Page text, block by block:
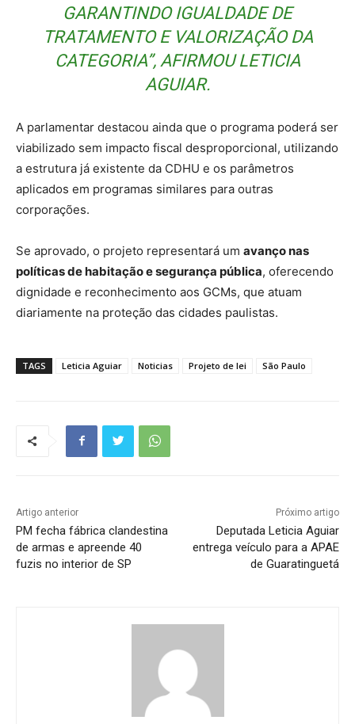
GARANTINDO IGUALDADE DE
TRATAMENTO E VALORIZAÇÃO DA
CATEGORIA”, AFIRMOU LETICIA
AGUIAR.
A parlamentar destacou ainda que o programa poderá ser
viabilizado sem impacto fiscal desproporcional, utilizando
a estrutura já existente da CDHU e os parâmetros
aplicados em programas similares para outras
corporações.
Se aprovado, o projeto representará um avanço nas
políticas de habitação e segurança pública, oferecendo
dignidade e reconhecimento aos GCMs, que atuam
diariamente na proteção das cidades paulistas.
TAGS Leticia Aguiar Noticias Projeto de lei São Paulo
Artigo anterior
PM fecha fábrica clandestina
de armas e apreende 40
fuzis no interior de SP
Próximo artigo
Deputada Leticia Aguiar
entrega veículo para a APAE
de Guaratinguetá